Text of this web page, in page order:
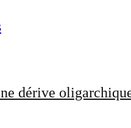
dérive